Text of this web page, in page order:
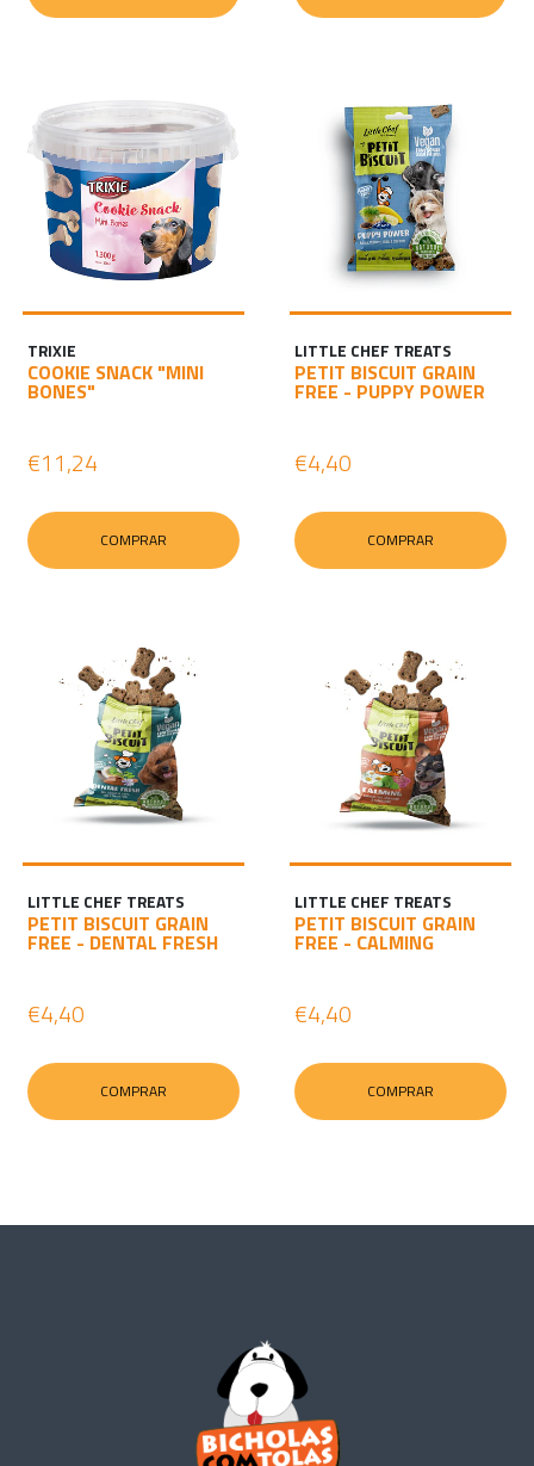
TRIXIE
COOKIE SNACK "MINI
BONES"
€11,24
COMPRAR
LITTLE CHEF TREATS
PETIT BISCUIT GRAIN
FREE - PUPPY POWER
€4,40
COMPRAR
LITTLE CHEF TREATS
PETIT BISCUIT GRAIN
FREE - DENTAL FRESH
€4,40
COMPRAR
LITTLE CHEF TREATS
PETIT BISCUIT GRAIN
FREE - CALMING
€4,40
COMPRAR